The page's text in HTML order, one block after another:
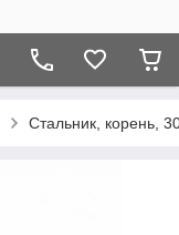
Стальник, корень,